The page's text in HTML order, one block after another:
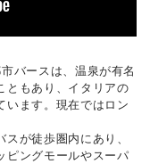
バースは、温泉が有名
ともあり、イタリアの
います。現在ではロン
が徒歩圏内にあり、
ピングモールやスーパ